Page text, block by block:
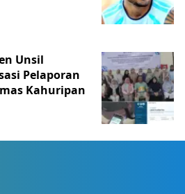
Unsil
Pelaporan
Kahuripan